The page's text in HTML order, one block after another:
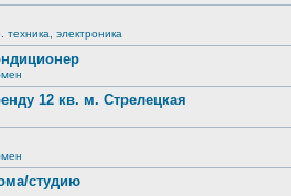
электроника
12 кв. м. Стрелецкая
студию